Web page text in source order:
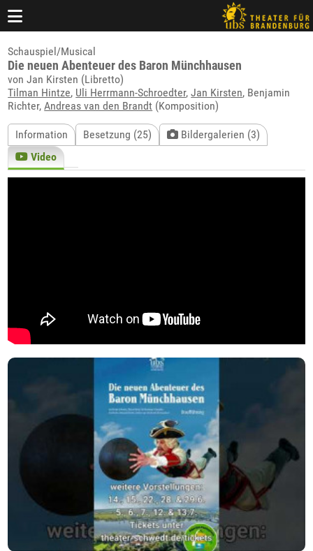
Schauspiel/Musical
Die neuen Abenteuer des Baron Münchhausen
von Jan Kirsten (Libretto)
Tilman Hintze, Uli Herrmann-Schroedter,Jan Kirsten, Benjamin
Richter,Andreas van den Brandt (Komposition)
Information Besetzung (25)
Bildergalerien (3)
Video